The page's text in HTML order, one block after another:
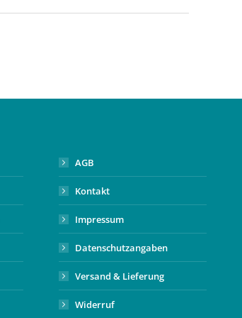
AGB
Kontakt
Impressum
Datenschutzangaben
Versand & Lieferung
Widerruf